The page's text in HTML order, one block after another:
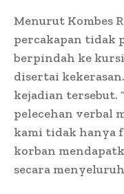
Menurut Kombes
percakapan tidak
berpindah ke
disertai
kejadian tersebut.
pelecehan verbal
kami tidak hanya
korban
secara